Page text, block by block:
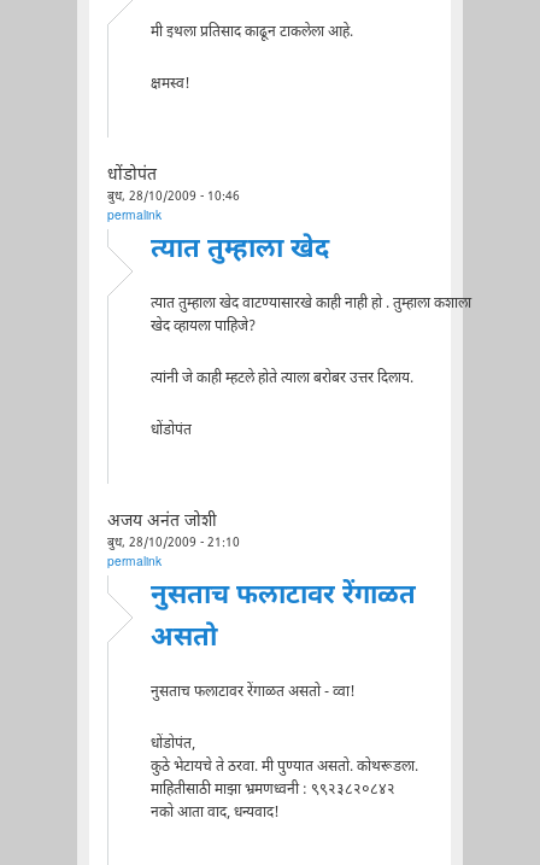
मी इथला प्रतिसाद काढून टाकलेला आहे.
क्षमस्व!
धोंडोपंत
बुध, 28/10/2009 - 10:46
permalink
त्यात तुम्हाला खेद
त्यात तुम्हाला खेद वाटण्यासारखे काही नाही हो . तुम्हाला कशाला
खेद व्हायला पाहिजे?
त्यांनी जे काही म्हटले होते त्याला बरोबर उत्तर दिलाय.
धोंडोपंत
अजय अनंत जोशी
बुध, 28/10/2009 - 21:10
permalink
नुसताच फलाटावर रेंगाळत
असतो
नुसताच फलाटावर रेंगाळत असतो - व्वा!
धोंडोपंत,
कुठे भेटायचे ते ठरवा. मी पुण्यात असतो. कोथरूडला.
माहितीसाठी माझा भ्रमणध्वनी : ९९२३८२०८४२
नको आता वाद, धन्यवाद!